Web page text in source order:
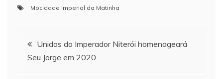
Mocidade Imperial da Matinha
Navegação
de
Unidos do Imperador Niterói homenageará
Seu Jorge em 2020